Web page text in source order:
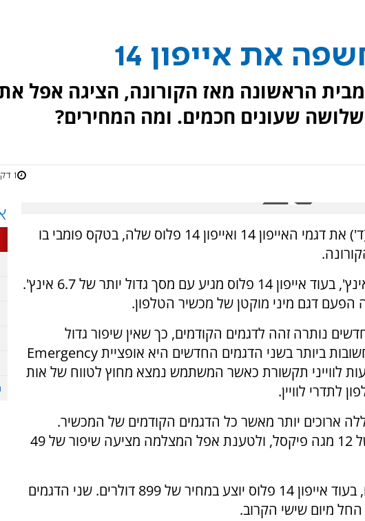
את אייפון 14
הראשונה מאז הקורונה, הציגה אפל
1 דקות
ענקית הטכנולוגיה אפל הציגה היום (ד') את דגמי האייפון 14 ואייפון 14 פלוס שלה, בטקס פומבי בו
דגם האייפון 14 כולל מסך בגודל 6.1 אינץ', בעוד אייפון 14 פלוס מגיע עם מסך גדול יותר של 6.7 אינץ'.
הפעם דגם מיני מוקטן של מכשיר הטלפון.
נותרה זהה לדגמים הקודמים, כך שאין שיפור גדול
ביותר בשני הדגמים החדשים היא אופצייתEmergency
לווייני תקשורת כאשר המשתמש נמצא מחוץ לטווח של אות
לתדרי לוויין.
14 מציע חיי סוללה ארוכים יותר מאשר כל הדגמים הקודמים של המכשיר.
לחובבי הצילום מציעה אפל מצלמה של 12 מגה פיקסל, ולטענת אפל המצלמה מציעה שיפור של 49
אייפון 14 ימכר במחיר של 799 דולרים, בעוד אייפון 14 פלוס יוצע במחיר של 899 דולרים. שני הדגמים
מיום שישי הקרוב.